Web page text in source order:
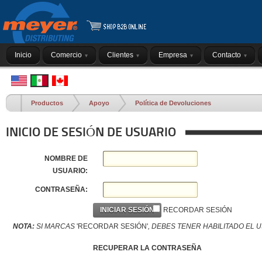
Inicio Comercio Clientes Empresa Contacto
Productos Apoyo Política de Devoluciones
INICIO DE SESIÓN DE USUARIO
NOMBRE DE
USUARIO:
CONTRASEÑA:
INICIAR SESIÓN
RECORDAR SESIÓN
NOTA: SI MARCAS 'RECORDAR SESIÓN', DEBES TENER HABILITADO EL
RECUPERAR LA CONTRASEÑA